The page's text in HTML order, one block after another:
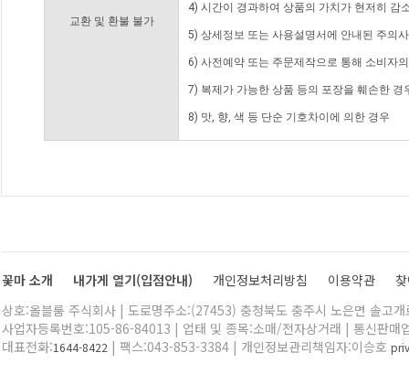
교환 및 환불 불가
4) 시간이 경과하여 상품의 가치가 현저히 감
5) 상세정보 또는 사용설명서에 안내된 주의
6) 사전예약 또는 주문제작으로 통해 소비자
7) 복제가 가능한 상품 등의 포장을 훼손한 경
8) 맛, 향, 색 등 단순 기호차이에 의한 경우
꽃마 소개 내가게 열기(입점안내) 개인정보처리방침 이용약관
상호:올블룸 주식회사 | 도로명주소:(27453) 충청북도 충주시 노은면 솔고
사업자등록번호:105-86-84013 | 업태 및 종목:소매/전자상거래 | 통신판매
대표전화:1644-8422 | 팩스:043-853-3384 | 개인정보관리책임자:이승호